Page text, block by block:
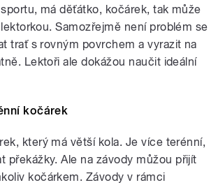
má děťátko, kočárek, tak může
Samozřejmě není problém se
trať s rovným povrchem a vyrazit na
Lektoři ale dokážou naučit ideální
kočárek
který má větší kola. Je více terénní,
překážky. Ale na závody můžou přijít
kočárkem. Závody v rámci